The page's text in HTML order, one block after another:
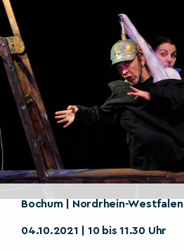
Bochum | Nordrhein-Westfalen
04.10.2021 | 10 bis 11.30 Uhr